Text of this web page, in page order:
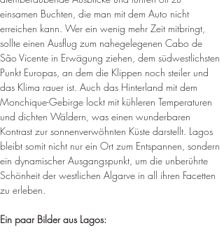
einsamen Buchten, die man mit dem Auto nicht
erreichen kann. Wer ein wenig mehr Zeit mitbringt,
sollte einen Ausflug zum nahegelegenen Cabo de
São Vicente in Erwägung ziehen, dem südwestlichsten
Punkt Europas, an dem die Klippen noch steiler und
das Klima rauer ist. Auch das Hinterland mit dem
Monchique-Gebirge lockt mit kühleren Temperaturen
und dichten Wäldern, was einen wunderbaren
Kontrast zur sonnenverwöhnten Küste darstellt. Lagos
bleibt somit nicht nur ein Ort zum Entspannen, sondern
ein dynamischer Ausgangspunkt, um die unberührte
Schönheit der westlichen Algarve in all ihren Facetten
zu erleben.
Ein paar Bilder aus Lagos: